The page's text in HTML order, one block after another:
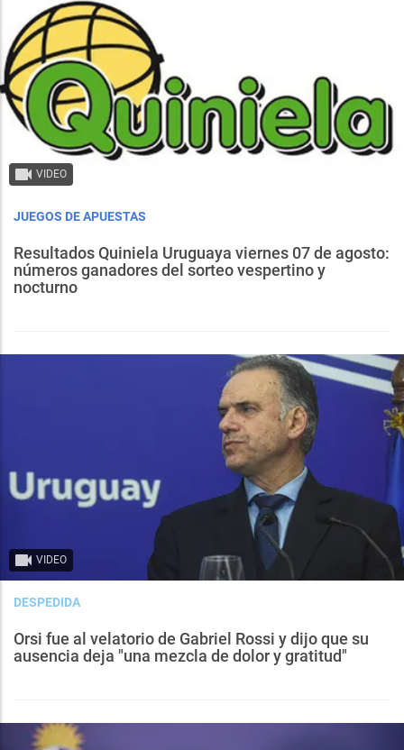
VIDEO
JUEGOS DE APUESTAS
Resultados Quiniela Uruguaya viernes 07 de agosto:
números ganadores del sorteo vespertino y
nocturno
VIDEO
DESPEDIDA
Orsi fue al velatorio de Gabriel Rossi y dijo que su
ausencia deja "una mezcla de dolor y gratitud"